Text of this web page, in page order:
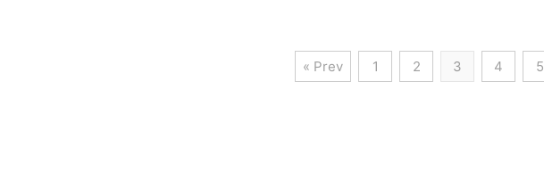
« Prev 1 2 3 4 5